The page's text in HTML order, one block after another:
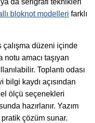
da serigrafi teknikleri
bloknot modelleri farklı
çalışma düzeni içinde
notu amacı taşıyan
Toplantı odası
kaydı açısından
ölçü seçenekleri
hazırlanır. Yazım
pratik çözüm sunar.